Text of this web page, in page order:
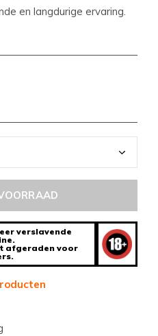
en langdurige ervaring.
verslavende
afgeraden voor